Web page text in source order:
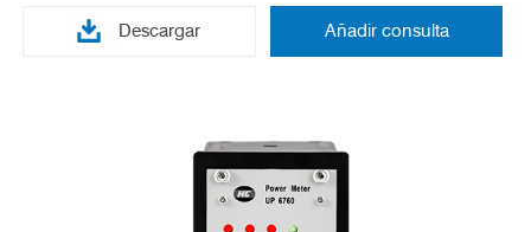
Descargar Añadir consulta